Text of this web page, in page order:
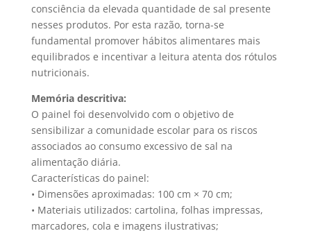
consciência da elevada quantidade de sal presente
nesses produtos. Por esta razão, torna-se
fundamental promover hábitos alimentares mais
equilibrados e incentivar a leitura atenta dos rótulos
nutricionais.
Memória descritiva:
O painel foi desenvolvido com o objetivo de
sensibilizar a comunidade escolar para os riscos
associados ao consumo excessivo de sal na
alimentação diária.
Características do painel:
• Dimensões aproximadas: 100 cm × 70 cm;
• Materiais utilizados: cartolina, folhas impressas,
marcadores, cola e imagens ilustrativas;